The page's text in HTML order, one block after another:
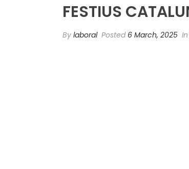
FESTIUS
By laboral Posted 6 March, 2025 In